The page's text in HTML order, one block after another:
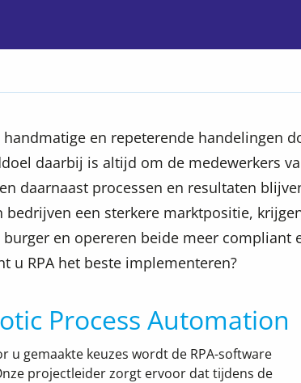
en repeterende handelingen
daarbij is altijd om de medewerkers
daarnaast processen en resultaten
een sterkere marktpositie,
en opereren beide meer compliant
u RPA het beste implementeren?
Process Automation
u gemaakte keuzes wordt de RPA-software
projectleider zorgt ervoor dat tijdens de